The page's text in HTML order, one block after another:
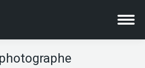
photographe